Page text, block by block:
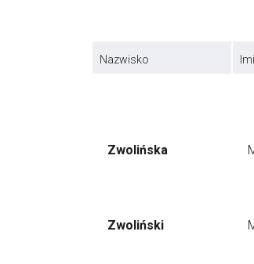
Nazwisko
Zwolińska
Zwoliński